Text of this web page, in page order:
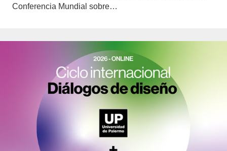
Conferencia Mundial sobre…